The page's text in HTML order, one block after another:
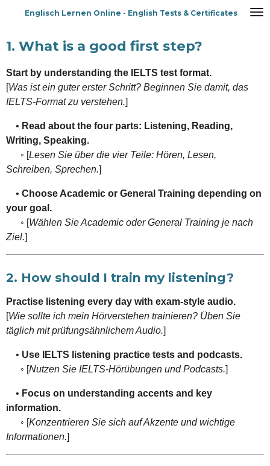
Zum
springen
Englisch Lernen Online - English Tests & Certificates
1. What is a good first step?
Start by understanding the IELTS test format.
[Was ist ein guter erster Schritt? Beginnen Sie damit, das
IELTS-Format zu verstehen.]
• Read about the four parts: Listening, Reading,
Writing, Speaking.
◦ [Lesen Sie über die vier Teile: Hören, Lesen,
Schreiben, Sprechen.]
• Choose Academic or General Training depending on
your goal.
◦ [Wählen Sie Academic oder General Training je nach
Ziel.]
2. How should I train my listening?
Practise listening every day with exam-style audio.
[Wie sollte ich mein Hörverstehen trainieren? Üben Sie
täglich mit prüfungsähnlichem Audio.]
• Use IELTS listening practice tests and podcasts.
◦ [Nutzen Sie IELTS-Hörübungen und Podcasts.]
• Focus on understanding accents and key
information.
◦ [Konzentrieren Sie sich auf Akzente und wichtige
Informationen.]